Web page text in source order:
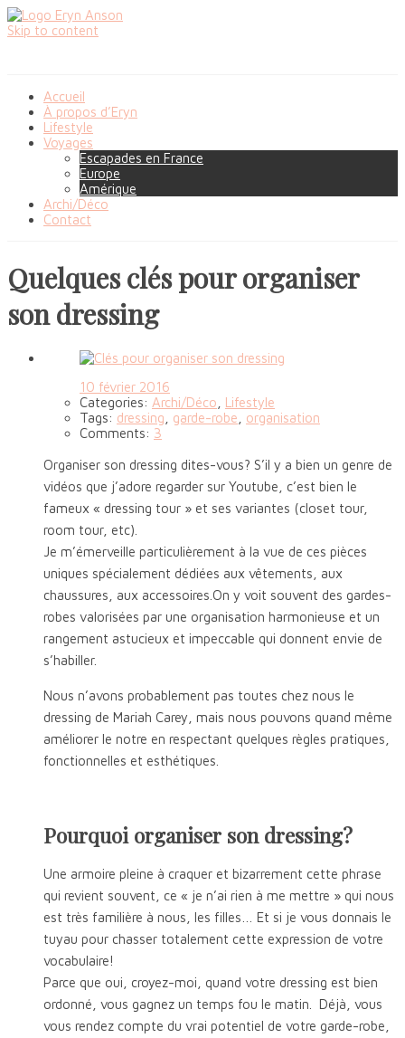
Skip to content
Accueil
À propos d’Eryn
Lifestyle
Voyages
Escapades en France
Europe
Amérique
Archi/Déco
Contact
Quelques clés pour organiser
son dressing
10 février 2016
Categories: Archi/Déco
Lifestyle
Tags: dressing garde-robe
organisation
Comments: 3
Organiser son dressing dites-vous? S’il y a bien un genre de
vidéos que j’adore regarder sur Youtube, c’est bien le
fameux « dressing tour » et ses variantes (closet tour,
room tour, etc).
Je m’émerveille particulièrement à la vue de ces pièces
uniques spécialement dédiées aux vêtements, aux
chaussures, aux accessoires.On y voit souvent des gardes-
robes valorisées par une organisation harmonieuse et un
rangement astucieux et impeccable qui donnent envie de
s’habiller.
Nous n’avons probablement pas toutes chez nous le
dressing de Mariah Carey, mais nous pouvons quand même
améliorer le notre en respectant quelques règles pratiques,
fonctionnelles et esthétiques.
Pourquoi organiser son dressing?
Une armoire pleine à craquer et bizarrement cette phrase
qui revient souvent, ce « je n’ai rien à me mettre » qui nous
est très familière à nous, les filles… Et si je vous donnais le
tuyau pour chasser totalement cette expression de votre
vocabulaire!
Parce que oui, croyez-moi, quand votre dressing est bien
ordonné, vous gagnez un temps fou le matin. Déjà, vous
vous rendez compte du vrai potentiel de votre garde-robe,